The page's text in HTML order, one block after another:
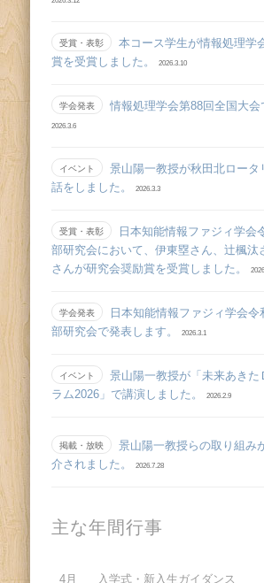
受賞・表彰
本コース学生が情報処理学
賞を受賞しました。
2026.3.10
学会発表 情報処理学会第88回全国大会
2026.3.6
イベント
景山陽一教授が秋田北ロータ
話をしました。
2026.3.3
受賞・表彰
日本知能情報ファジィ学会
部研究会において、伊東塁さん、辻󠄀楓汰
さんが研究会奨励賞を受賞しました。
学会発表
日本知能情報ファジィ学会令
部研究会で発表します。
2026.3.1
イベント
景山陽一教授が「未来あきた
ラム2026」で講演しました。
2026.2.9
掲載・放映
景山陽一教授らの取り組み
介されました。
2026.7.28
主な年間行事
4月
入学式・新入生ガイダンス